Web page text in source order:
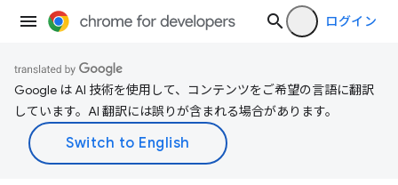
ログイン
Google は AI 技術を使用して、コンテンツをご希望の言語に翻訳
しています。AI 翻訳には誤りが含まれる場合があります。